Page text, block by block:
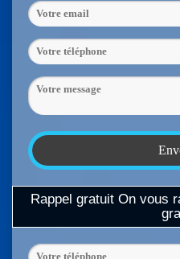
Rappel gratuit On vous